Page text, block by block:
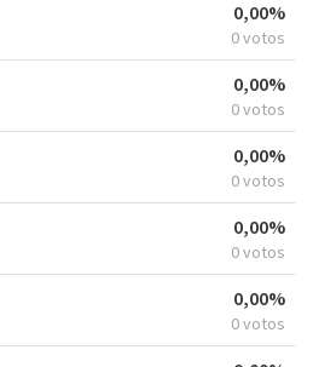
0,00%
0 votos
0,00%
0 votos
0,00%
0 votos
0,00%
0 votos
0,00%
0 votos